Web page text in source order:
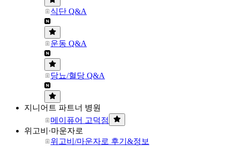
식단 Q&A
운동 Q&A
당뇨/혈당 Q&A
지니어트 파트너 병원
메이퓨어 고덕점
위고비·마운자로
위고비/마운자로 후기&정보